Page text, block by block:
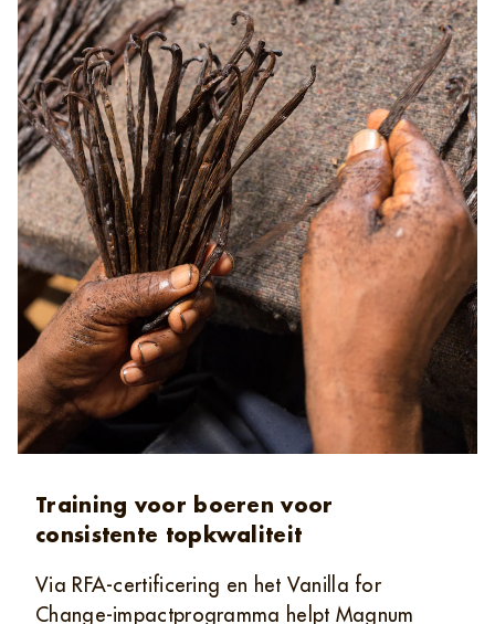
Training voor boeren voor
consistente topkwaliteit
Via RFA‑certificering en het Vanilla for
Change‑impactprogramma helpt Magnum